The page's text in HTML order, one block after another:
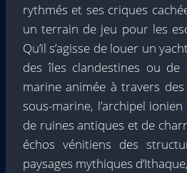
rythmés et ses criques
un terrain de jeu pour les
Qu’il s’agisse de louer un
des îles clandestines ou
marine animée à travers
sous-marine, l’archipel
de ruines antiques et de
échos vénitiens des
paysages mythiques